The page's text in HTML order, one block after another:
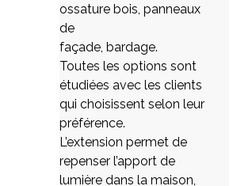
ossature bois, panneaux
de
façade, bardage.
Toutes les options sont
étudiées avec les clients
qui choisissent selon leur
préférence.
L’extension permet de
repenser l’apport de
lumière dans la maison,